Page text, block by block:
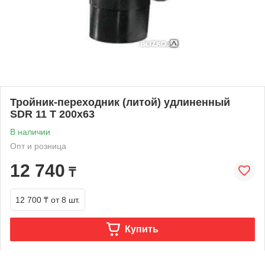
Тройник-переходник (литой) удлиненный
SDR 11 Т 200х63
В наличии
Опт и розница
12 740 ₸
12 700 ₸ от 8 шт.
Купить